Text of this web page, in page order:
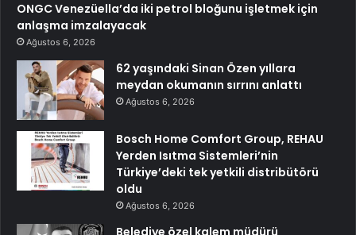
ONGC Venezüella’da iki petrol bloğunu işletmek için
anlaşma imzalayacak
Ağustos 6, 2026
62 yaşındaki Sinan Özen yıllara
meydan okumanın sırrını anlattı
Ağustos 6, 2026
Bosch Home Comfort Group, REHAU
Yerden Isıtma Sistemleri’nin
Türkiye’deki tek yetkili distribütörü
oldu
Ağustos 6, 2026